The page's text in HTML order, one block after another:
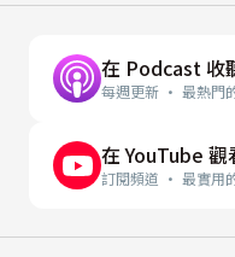
在 Podcast 收
每週更新 · 最熱門
在 YouTube 觀
訂閱頻道 · 最實用